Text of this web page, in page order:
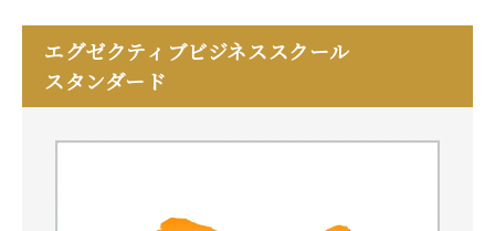
エグゼクティブビジネススクール
スタンダード